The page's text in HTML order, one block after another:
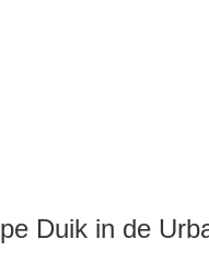
Duik in de